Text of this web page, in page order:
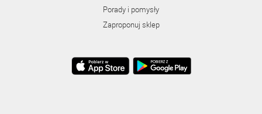
Porady i pomysły
Zaproponuj sklep